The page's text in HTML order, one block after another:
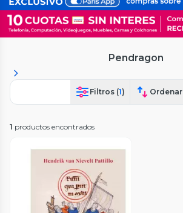
Pendragon
Filtros (1) Ordenar
1 productos encontrados